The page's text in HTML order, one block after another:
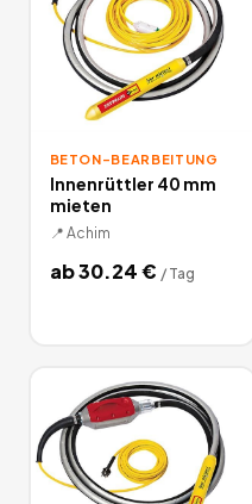
BETON-BEARBEITUNG
Innenrüttler 40 mm
mieten
📍 Achim
ab30.24€ / Tag